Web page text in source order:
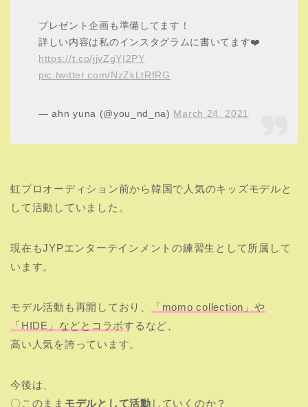
プレゼント企画も準備してます！
詳しい内容は私のインスタグラムに書いてます❤️
https://t.co/jjvZgYI2PY
pic.twitter.com/NzZkLtRfRG
— ahn yuna (@you_nd_na) March 24, 2021
虹プロオーディション前から韓国で人気のキッズモデルと
して活動していました。
現在もJYPエンターテインメントの練習生として所属して
います。
モデル活動も再開しており、
「momo collection」や
「HIDE」などとコラボするなど、
高い人気を誇っています。
今後は、
〇このまま モデルとして活動 していくのか？